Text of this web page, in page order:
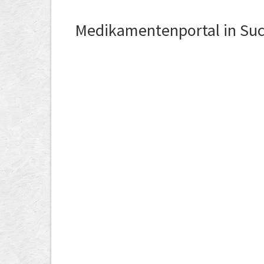
Medikamentenportal in